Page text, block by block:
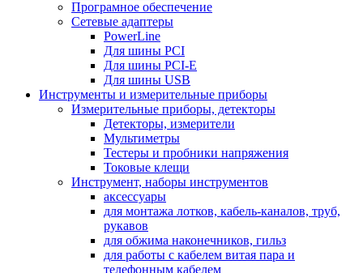
Програмное обеспечение
Сетевые адаптеры
PowerLine
Для шины PCI
Для шины PCI-E
Для шины USB
Инструменты и измерительные приборы
Измерительные приборы, детекторы
Детекторы, измерители
Мультиметры
Тестеры и пробники напряжения
Токовые клещи
Инструмент, наборы инструментов
аксессуары
для монтажа лотков, кабель-каналов, труб,
рукавов
для обжима наконечников, гильз
для работы с кабелем витая пара и
телефонным кабелем